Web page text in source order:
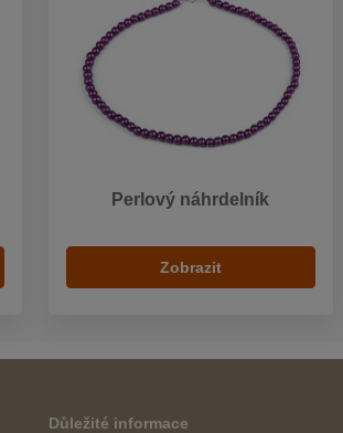
Perlový náhrdelník
Zobrazit
Důležité informace